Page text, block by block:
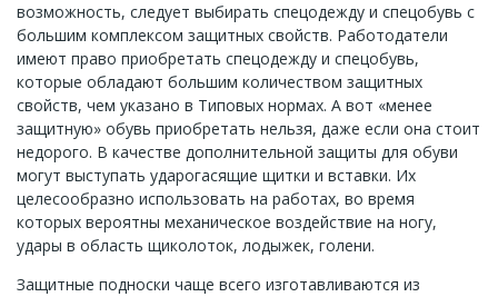
возможность, следует выбирать спецодежду и спецобувь с
большим комплексом защитных свойств. Работодатели
имеют право приобретать спецодежду и спецобувь,
которые обладают большим количеством защитных
свойств, чем указано в Типовых нормах. А вот «менее
защитную» обувь приобретать нельзя, даже если она стоит
недорого. В качестве дополнительной защиты для обуви
могут выступать ударогасящие щитки и вставки. Их
целесообразно использовать на работах, во время
которых вероятны механическое воздействие на ногу,
удары в область щиколоток, лодыжек, голени.
Защитные подноски чаще всего изготавливаются из